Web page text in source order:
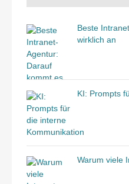
Beste
wirklich an
KI: Prompts
Warum viele